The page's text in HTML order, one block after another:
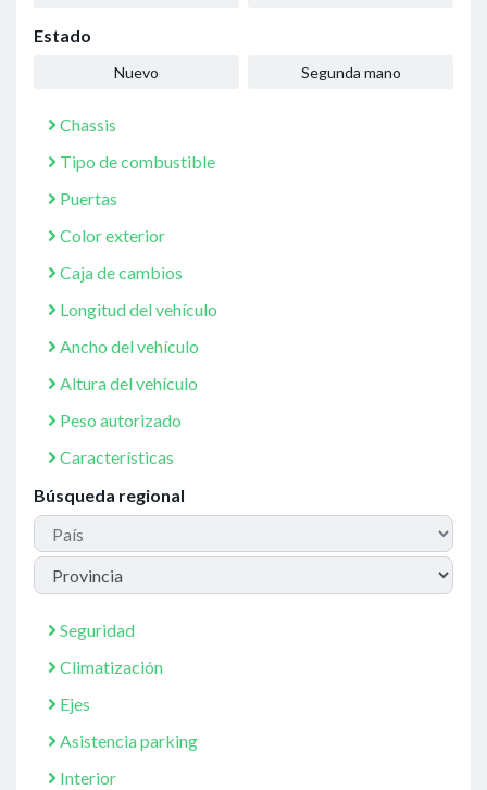
Estado
Nuevo Segunda mano
Chassis
Tipo de combustible
Puertas
Color exterior
Caja de cambios
Longitud del vehículo
Ancho del vehículo
Altura del vehículo
Peso autorizado
Características
Búsqueda regional
Seguridad
Climatización
Ejes
Asistencia parking
Interior